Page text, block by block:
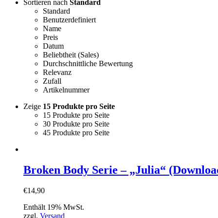
Sortieren nach Standard
Standard
Benutzerdefiniert
Name
Preis
Datum
Beliebtheit (Sales)
Durchschnittliche Bewertung
Relevanz
Zufall
Artikelnummer
Zeige 15 Produkte pro Seite
15 Produkte pro Seite
30 Produkte pro Seite
45 Produkte pro Seite
Broken Body Serie – „Julia“
€14,90
Enthält 19% MwSt.
zzgl. Versand